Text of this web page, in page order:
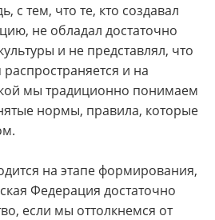
с тем, что те, кто создавал
не обладал достаточно
и не представлял, что
распространяется и на
мы традиционно понимаем
нормы, правила, которые
на этапе формирования,
Федерация достаточно
если мы оттолкнемся от